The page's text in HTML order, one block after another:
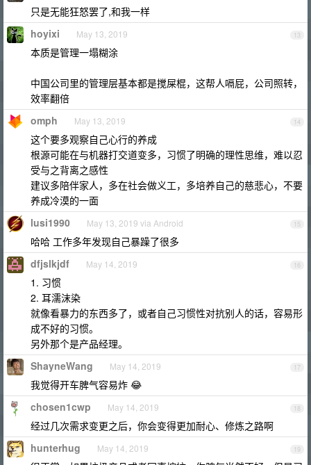
只是无能狂怒罢了,和我一样
13
hoyixi May 13, 2019
本质是管理一塌糊涂
中国公司里的管理层基本都是搅屎棍，这帮人嗝屁，公司照转，
效率翻倍
14
omph May 13, 2019
这个要多观察自己心行的养成
根源可能在与机器打交道变多，习惯了明确的理性思维，难以忍
受与之背离之感性
建议多陪伴家人，多在社会做义工，多培养自己的慈悲心，不要
养成冷漠的一面
15
lusi1990 May 13, 2019 via Android
哈哈 工作多年发现自己暴躁了很多
16
dfjslkjdf May 14, 2019
1. 习惯
2. 耳濡沫染
就像看暴力的东西多了，或者自己习惯性对抗别人的话，容易形
成不好的习惯。
另外那个是产品经理。
17
ShayneWang May 14, 2019
我觉得开车脾气容易炸 😂
18
chosen1cwp May 14, 2019
经过几次需求变更之后，你会变得更加耐心、修炼之路啊
19
hunterhug May 14, 2019